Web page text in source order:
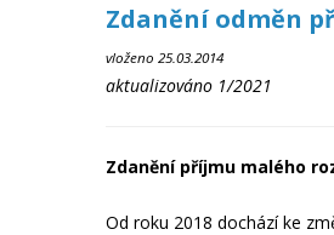
Zdanění odměn
vloženo 25.03.2014
aktualizováno 1/2021
Zdanění příjmu malého
Od roku 2018 dochází ke